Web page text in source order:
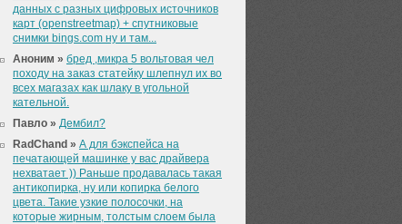
данных с разных цифровых источников
карт (openstreetmap) + спутниковые
снимки bings.com ну и там...
Аноним » бред ,микра 5 вольтовая чел
походу на заказ статейку шлепнул их во
всех магазах как шлаку в угольной
кательной.
Павло » Дембил?
RadChand » А для бэкспейса на
печатающей машинке у вас драйвера
нехватает )) Раньше продавалась такая
антикопирка, ну или копирка белого
цвета. Такие узкие полосочки, на
которые жирным, толстым слоем была